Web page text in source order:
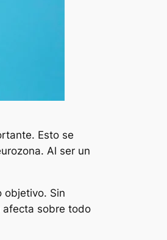
Esto se
Al ser un
objetivo. Sin
afecta sobre todo